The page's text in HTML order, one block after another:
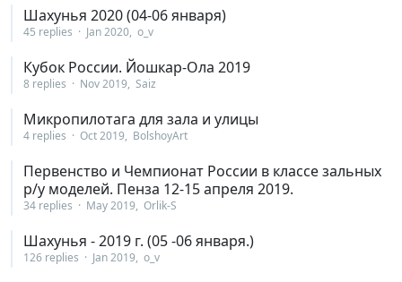
Шахунья 2020 (04-06 января)
45 replies Jan 2020 o_v
Кубок России. Йошкар-Ола 2019
8 replies Nov 2019 Saiz
Микропилотага для зала и улицы
4 replies Oct 2019 BolshoyArt
Первенство и Чемпионат России в классе зальных
р/у моделей. Пенза 12-15 апреля 2019.
34 replies May 2019 Orlik-S
Шахунья - 2019 г. (05 -06 января.)
126 replies Jan 2019 o_v